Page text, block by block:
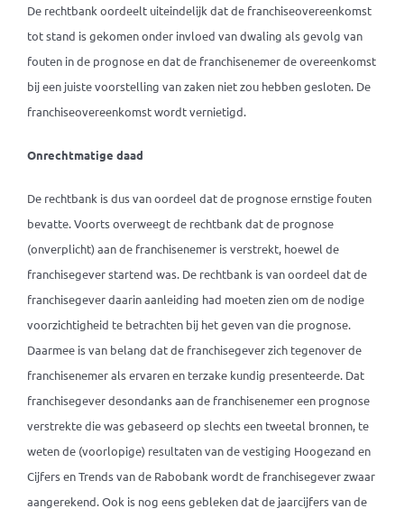
De rechtbank oordeelt uiteindelijk dat de franchiseovereenkomst
tot stand is gekomen onder invloed van dwaling als gevolg van
fouten in de prognose en dat de franchisenemer de overeenkomst
bij een juiste voorstelling van zaken niet zou hebben gesloten. De
franchiseovereenkomst wordt vernietigd.
Onrechtmatige daad
De rechtbank is dus van oordeel dat de prognose ernstige fouten
bevatte. Voorts overweegt de rechtbank dat de prognose
(onverplicht) aan de franchisenemer is verstrekt, hoewel de
franchisegever startend was. De rechtbank is van oordeel dat de
franchisegever daarin aanleiding had moeten zien om de nodige
voorzichtigheid te betrachten bij het geven van die prognose.
Daarmee is van belang dat de franchisegever zich tegenover de
franchisenemer als ervaren en terzake kundig presenteerde. Dat
franchisegever desondanks aan de franchisenemer een prognose
verstrekte die was gebaseerd op slechts een tweetal bronnen, te
weten de (voorlopige) resultaten van de vestiging Hoogezand en
Cijfers en Trends van de Rabobank wordt de franchisegever zwaar
aangerekend. Ook is nog eens gebleken dat de jaarcijfers van de